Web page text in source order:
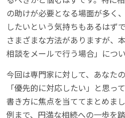
の助けが必要となる場面が多く
したいという気持ちもあるはず
さまざまな方法がありますが、
相談をメールで行う場合」につ
今回は専門家に対して、あなた
「優先的に対応したい」と思っ
書き方に焦点を当ててまとめま
例まで、円満な相続への一歩を